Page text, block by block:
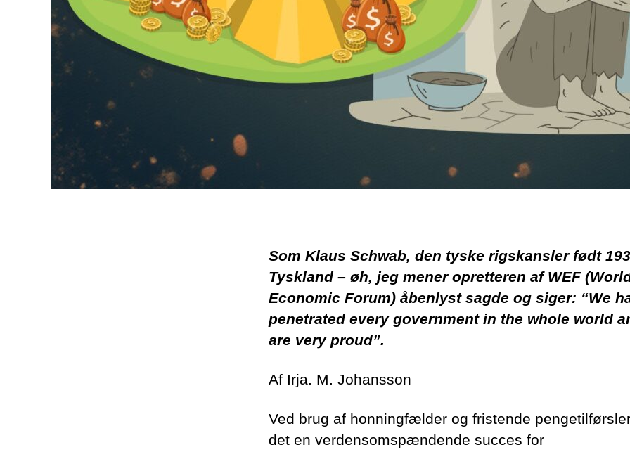
Som Klaus Schwab, den tyske rigskansler født
Tyskland – øh, jeg mener opretteren af WEF
Economic Forum) åbenlyst sagde og siger: “We
penetrated every government in the whole world
are very proud”.
Af Irja. M. Johansson
Ved brug af honningfælder og fristende
det en verdensomspændende succes for